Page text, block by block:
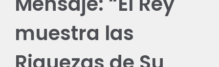
muestra las